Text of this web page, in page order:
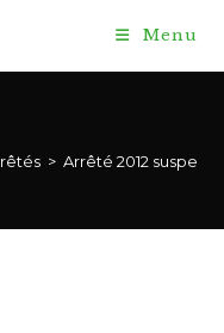
Menu
> Arrêté 2012